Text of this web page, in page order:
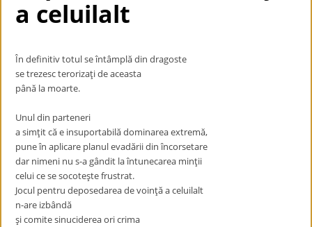
a celuilalt
În definitiv totul se întâmplă din dragoste
se trezesc terorizaţi de aceasta
până la moarte.
Unul din parteneri
a simţit că e insuportabilă dominarea extremă,
pune în aplicare planul evadării din încorsetare
dar nimeni nu s-a gândit la întunecarea minţii
celui ce se socoteşte frustrat.
Jocul pentru deposedarea de voinţă a celuilalt
n-are izbândă
şi comite sinuciderea ori crima